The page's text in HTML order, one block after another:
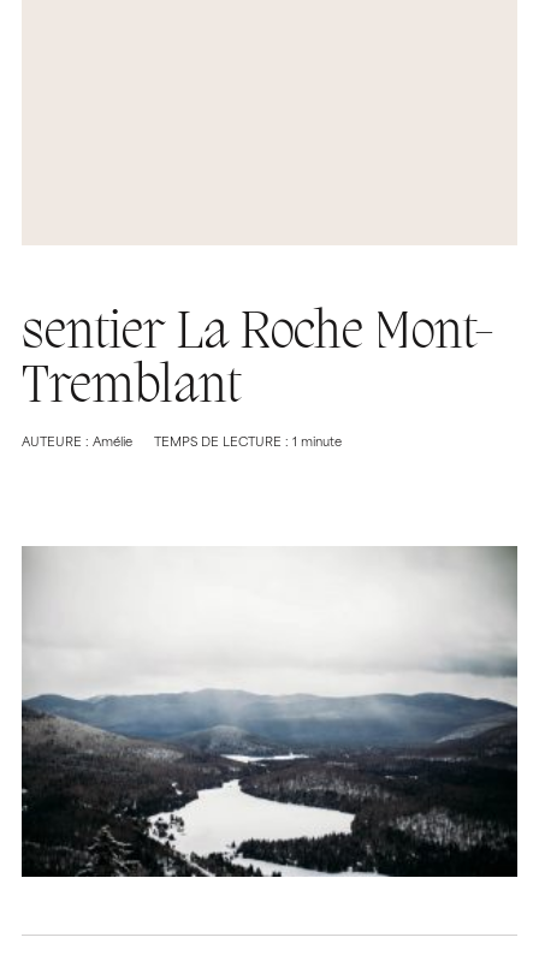
sentier La Roche Mont-
Tremblant
AUTEURE : Amélie TEMPS DE LECTURE : 1 minute